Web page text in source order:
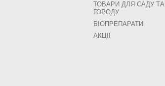
ТОВАРИ ДЛЯ САДУ ТА
ГОРОДУ
БІОПРЕПАРАТИ
АКЦІЇ